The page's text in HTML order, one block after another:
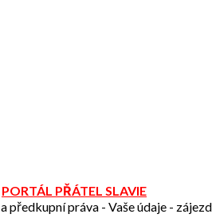
PORTÁL PŘÁTEL SLAVIE
předkupní práva - Vaše údaje -